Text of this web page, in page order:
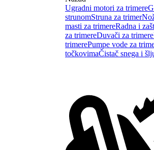
Ugradni motori za trimere
strunomStruna za trimer
masti za trimereRadna i
za trimereDuvači za trimere
trimerePumpe vode za
točkovimaČistač snega i